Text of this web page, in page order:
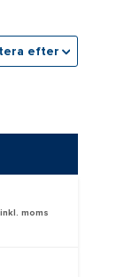
efter
inkl. moms